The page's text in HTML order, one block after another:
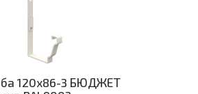
120х86-3 БЮДЖЕТ